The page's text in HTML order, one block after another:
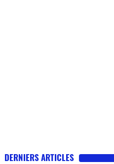
DERNIERS ARTICLES